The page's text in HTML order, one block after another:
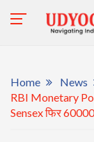
Home
News
RBI Monetary
Sensex फिर